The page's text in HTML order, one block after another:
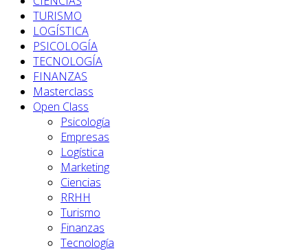
TURISMO
LOGÍSTICA
PSICOLOGÍA
TECNOLOGÍA
FINANZAS
Masterclass
Open Class
Psicología
Empresas
Logística
Marketing
Ciencias
RRHH
Turismo
Finanzas
Tecnología